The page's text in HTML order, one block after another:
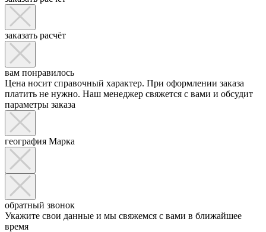
заказать расчёт
вам понравилось
Цена носит справочный характер. При оформлении заказа
платить не нужно. Наш менеджер свяжется с вами и обсудит
параметры заказа
география Марка
обратный звонок
Укажите свои данные и мы свяжемся с вами в ближайшее
время